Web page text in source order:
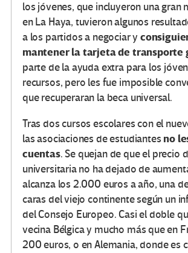
los jóvenes, que incluyeron una gran
en La Haya, tuvieron algunos
a los partidos a negociar y
mantener la tarjeta de transporte
parte de la ayuda extra para los
recursos, pero les fue imposible
que recuperaran la beca universal.
Tras dos cursos escolares con el
las asociaciones de estudiantes no
cuentas. Se quejan de que el precio
universitaria no ha dejado de
alcanza los 2.000 euros a año, una
caras del viejo continente según un
del Consejo Europeo. Casi el doble
vecina Bélgica y mucho más que en
200 euros, o en Alemania, donde es